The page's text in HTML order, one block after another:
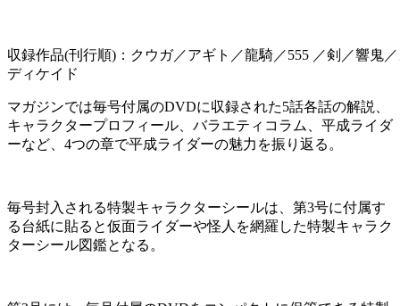
収録作品(刊行順)：クウガ／アギト／龍騎／555 ／剣／響鬼
ディケイド
マガジンでは毎号付属のDVDに収録された5話各話の解説、
キャラクタープロフィール、バラエティコラム、平成ライダ
ーなど、4つの章で平成ライダーの魅力を振り返る。
毎号封入される特製キャラクターシールは、第3号に付属す
る台紙に貼ると仮面ライダーや怪人を網羅した特製キャラク
ターシール図鑑となる。